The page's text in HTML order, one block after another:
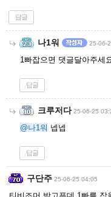
답글
나1워 25-06-
1빠잡으면 댓글달아주세
답글
크루저다 25-06-25
@나1워 넵넵
답글
구단주 25-06-25 04:05